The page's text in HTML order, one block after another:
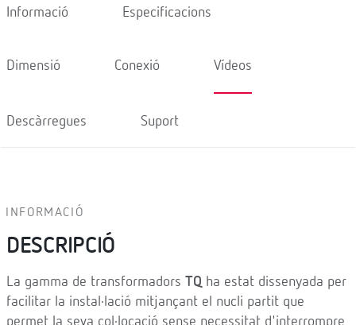
Informació Especificacions
Dimensió Conexió Vídeos
Descàrregues Suport
INFORMACIÓ
DESCRIPCIÓ
La gamma de transformadors TQ ha estat dissenyada per
facilitar la instal·lació mitjançant el nucli partit que
permet la seva col·locació sense necessitat d'interrompre